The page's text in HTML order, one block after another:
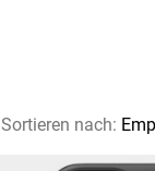
Sortieren nach: